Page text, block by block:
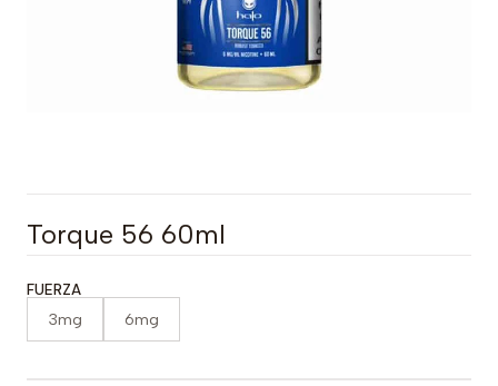
Torque 56 60ml
FUERZA
3mg 6mg